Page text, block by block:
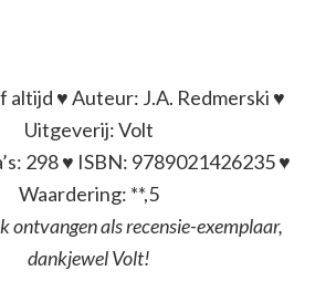
altijd ♥ Auteur: J.A. Redmerski ♥
Uitgeverij: Volt
298 ♥ ISBN: 9789021426235 ♥
Waardering: **,5
ontvangen als recensie-exemplaar,
dankjewel Volt!